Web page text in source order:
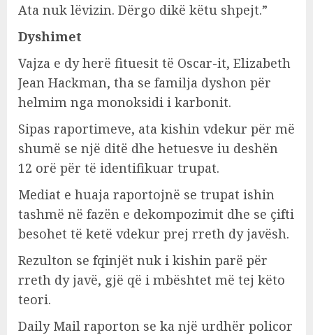
Ata nuk lëvizin. Dërgo dikë këtu shpejt.”
Dyshimet
Vajza e dy herë fituesit të Oscar-it, Elizabeth
Jean Hackman, tha se familja dyshon për
helmim nga monoksidi i karbonit.
Sipas raportimeve, ata kishin vdekur për më
shumë se një ditë dhe hetuesve iu deshën
12 orë për të identifikuar trupat.
Mediat e huaja raportojnë se trupat ishin
tashmë në fazën e dekompozimit dhe se çifti
besohet të ketë vdekur prej rreth dy javësh.
Rezulton se fqinjët nuk i kishin parë për
rreth dy javë, gjë që i mbështet më tej këto
teori.
Daily Mail raporton se ka një urdhër policor